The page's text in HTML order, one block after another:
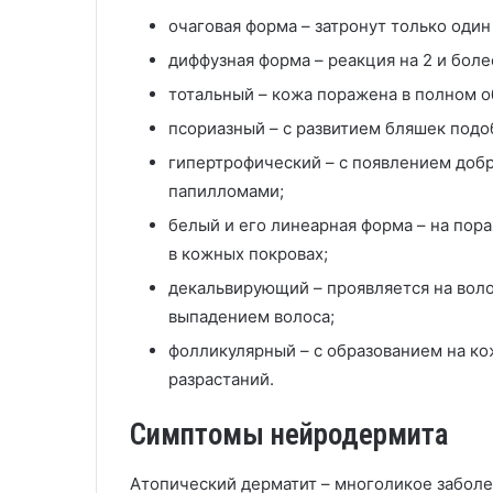
очаговая форма – затронут только
диффузная форма – реакция на 2 и
тотальный – кожа поражена в полном
псориазный – с развитием бляшек
гипертрофический – с появлением
папилломами;
белый и его линеарная форма – на
в кожных покровах;
декальвирующий – проявляется на
выпадением волоса;
фолликулярный – с образованием на
разрастаний.
Симптомы нейродермита
Атопический дерматит – многоликое